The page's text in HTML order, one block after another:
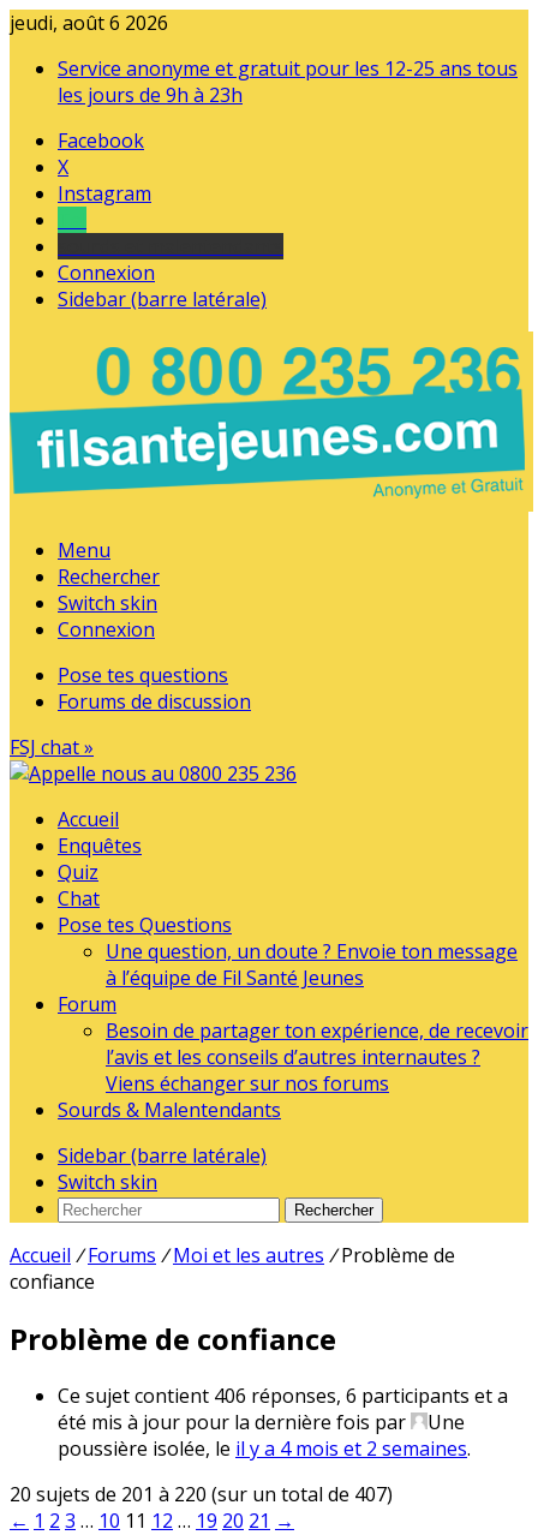
jeudi, août 6 2026
Service anonyme et gratuit pour les 12-25 ans tous
les jours de 9h à 23h
Facebook
X
Instagram
Connexion
Sidebar (barre latérale)
Menu
Rechercher
Switch skin
Connexion
Pose tes questions
Forums de discussion
FSJ chat »
Accueil
Enquêtes
Quiz
Chat
Pose tes Questions
Une question, un doute ? Envoie ton message
à l’équipe de Fil Santé Jeunes
Forum
Besoin de partager ton expérience, de recevoir
l’avis et les conseils d’autres internautes ?
Viens échanger sur nos forums
Sourds & Malentendants
Sidebar (barre latérale)
Switch skin
Rechercher
Accueil / Forums / Moi et les autres / Problème de
confiance
Problème de confiance
Ce sujet contient 406 réponses, 6 participants et a
été mis à jour pour la dernière fois par
Une
poussière isolée, le il y a 4 mois et 2 semaines.
20 sujets de 201 à 220 (sur un total de 407)
← 1 2 3 … 10 11 12 … 19 20 21 →